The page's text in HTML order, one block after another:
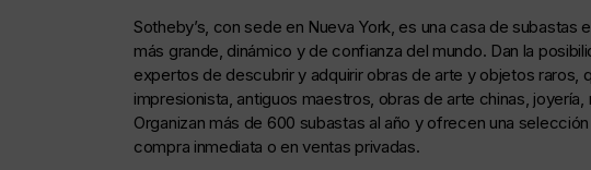
Cámaras de colores
Cámaras formato 110
Cámaras formato 126
Cámaras de fuelle
Sotheby’s, con sede en Nueva York, es una casa de
más grande, dinámico y de confianza del mundo. Dan la
expertos de descubrir y adquirir obras de arte y objetos
impresionista, antiguos maestros, obras de arte chinas,
Organizan más de 600 subastas al año y ofrecen una
compra inmediata o en ventas privadas.